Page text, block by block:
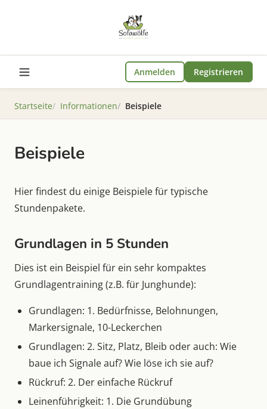
Anmelden Registrieren
Startseite Informationen Beispiele
Beispiele
Hier findest du einige Beispiele für typische
Stundenpakete.
Grundlagen in 5 Stunden
Dies ist ein Beispiel für ein sehr kompaktes
Grundlagentraining (z.B. für Junghunde):
Grundlagen: 1. Bedürfnisse, Belohnungen,
Markersignale, 10-Leckerchen
Grundlagen: 2. Sitz, Platz, Bleib oder auch: Wie
baue ich Signale auf? Wie löse ich sie auf?
Rückruf: 2. Der einfache Rückruf
Leinenführigkeit: 1. Die Grundübung